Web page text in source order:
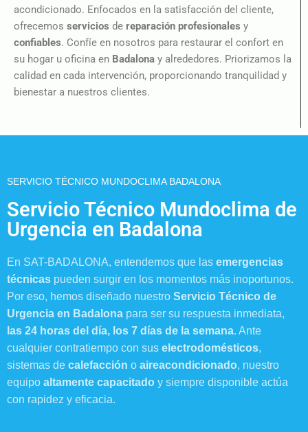
acondicionado. Enfocados en la satisfacción del cliente,
ofrecemos servicios de reparación profesionales y
confiables. Confíe en nosotros para restaurar el confort en
su hogar u oficina en Badalona y alrededores. Priorizamos la
calidad en cada intervención, proporcionando tranquilidad y
bienestar a nuestros clientes.
SERVICIO TÉCNICO MUNDOCLIMA BADALONA
Servicio Técnico Mundoclima de
Urgencia en Badalona
En SAT-BADALONA, entendemos que las emergencias
técnicas pueden surgir en los momentos más inoportunos.
Por eso, hemos diseñado nuestro Servicio Técnico de
Urgencia en Badalona para ser su respuesta inmediata,
las 24 horas del día, los 7 días de la semana. Ante
cualquier contratiempo con sus electrodomésticos,
sistemas de calefacción o aireacondicionado, nuestro
equipo altamente capacitado y siempre disponible actúa
con rapidez y eficacia.